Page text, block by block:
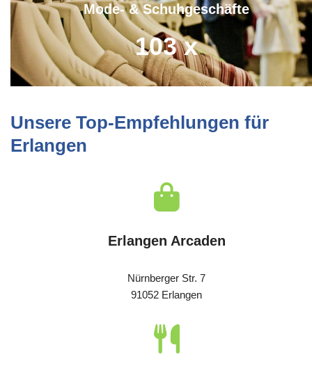
Mode- & Schuhgeschäfte
103 x
Unsere Top-Empfehlungen für
Erlangen
Erlangen Arcaden
Nürnberger Str. 7
91052 Erlangen